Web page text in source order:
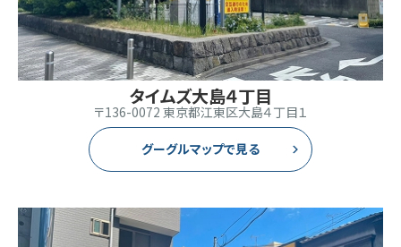
タイムズ大島４丁目
〒136-0072 東京都江東区大島４丁目１
グーグルマップで見る